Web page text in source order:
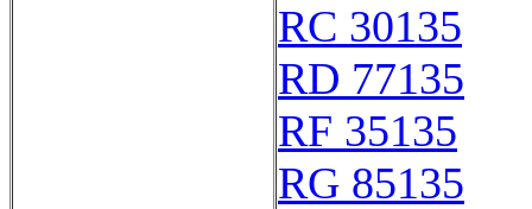
RC 30135
RD 77135
RF 35135
RG 85135